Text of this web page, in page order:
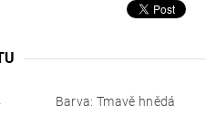
Barva: Tmavě hnědá